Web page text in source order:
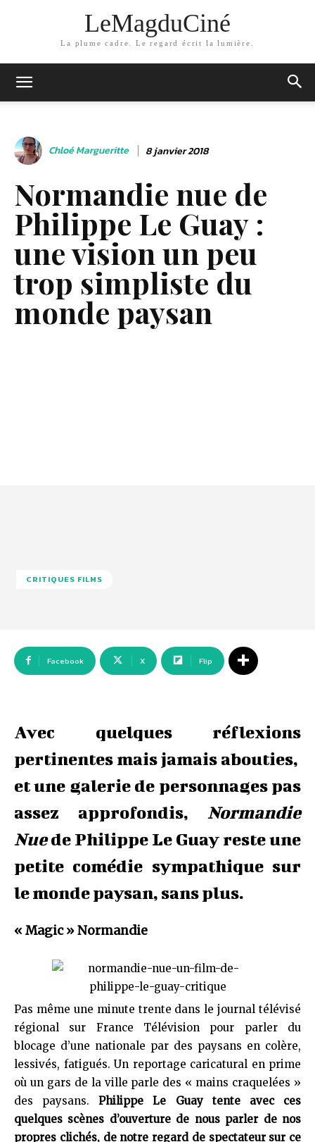
LeMagduCiné
La plume cadre. Le regard écrit la lumière.
Chloé Margueritte 8 janvier 2018
Normandie nue de
Philippe Le Guay :
une vision un peu
trop simpliste du
monde paysan
CRITIQUES FILMS
Facebook X Flip
Avec quelques réflexions
pertinentes mais jamais abouties,
et une galerie de personnages pas
assez approfondis, Normandie
Nuede Philippe Le Guay reste une
petite comédie sympathique sur
le monde paysan, sans plus.
« Magic » Normandie
Pas même une minute trente dans le journal télévisé
régional sur France Télévision pour parler du
blocage d’une nationale par des paysans en colère,
lessivés, fatigués. Un reportage caricatural en prime
où un gars de la ville parle des « mains craquelées »
des paysans.Philippe Le Guay tente avec ces
quelques scènes d’ouverture de nous parler de nos
propres clichés, de notre regard de spectateur sur ce